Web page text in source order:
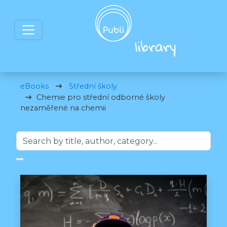
eBooks
Střední školy
Chemie pro střední odborné školy
nezaměřené na chemii